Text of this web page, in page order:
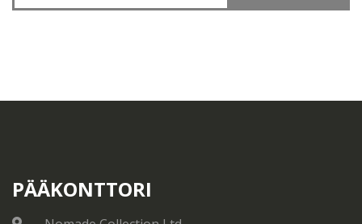
PÄÄKONTTORI